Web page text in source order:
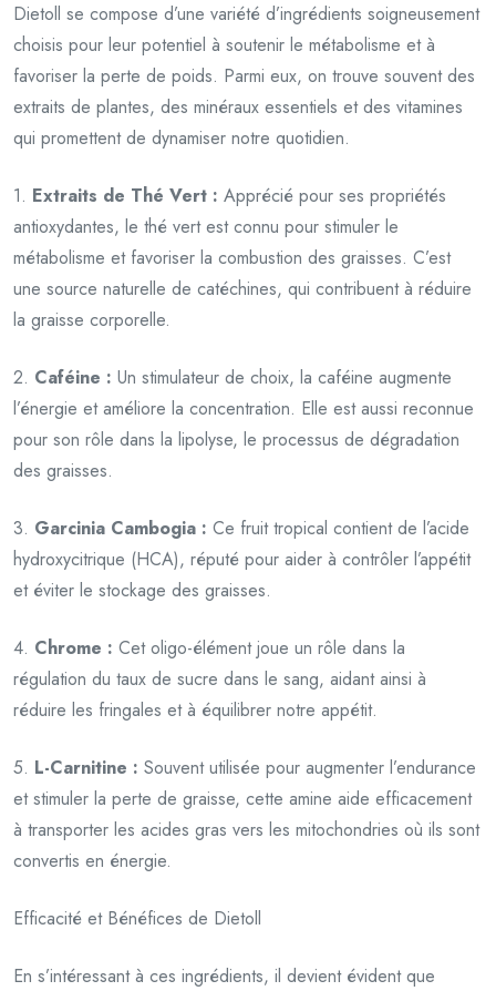
Dietoll se compose d’une variété d’ingrédients soigneusement
choisis pour leur potentiel à soutenir le métabolisme et à
favoriser la perte de poids. Parmi eux, on trouve souvent des
extraits de plantes, des minéraux essentiels et des vitamines
qui promettent de dynamiser notre quotidien.
1. Extraits de Thé Vert : Apprécié pour ses propriétés
antioxydantes, le thé vert est connu pour stimuler le
métabolisme et favoriser la combustion des graisses. C’est
une source naturelle de catéchines, qui contribuent à réduire
la graisse corporelle.
2. Caféine : Un stimulateur de choix, la caféine augmente
l’énergie et améliore la concentration. Elle est aussi reconnue
pour son rôle dans la lipolyse, le processus de dégradation
des graisses.
3. Garcinia Cambogia : Ce fruit tropical contient de l’acide
hydroxycitrique (HCA), réputé pour aider à contrôler l’appétit
et éviter le stockage des graisses.
4. Chrome : Cet oligo-élément joue un rôle dans la
régulation du taux de sucre dans le sang, aidant ainsi à
réduire les fringales et à équilibrer notre appétit.
5. L-Carnitine : Souvent utilisée pour augmenter l’endurance
et stimuler la perte de graisse, cette amine aide efficacement
à transporter les acides gras vers les mitochondries où ils sont
convertis en énergie.
Efficacité et Bénéfices de Dietoll
En s’intéressant à ces ingrédients, il devient évident que